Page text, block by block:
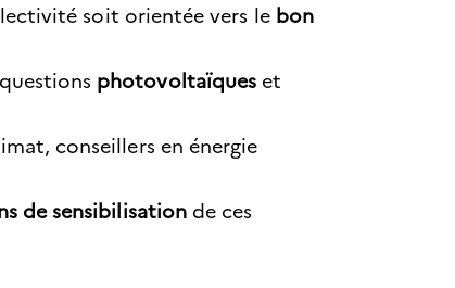
soit orientée vers le bon
photovoltaïques et
conseillers en énergie
de sensibilisationde ces